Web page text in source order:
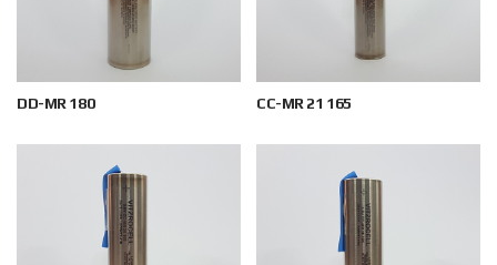
DD-MR 180 CC-MR 21 165